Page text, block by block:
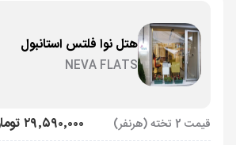
هتل نوا فلتس استانبول
NEVA FLATS
قیمت 2 تخته (هرنفر) ۲۹٬۵۹۰٬۰۰۰ تومان